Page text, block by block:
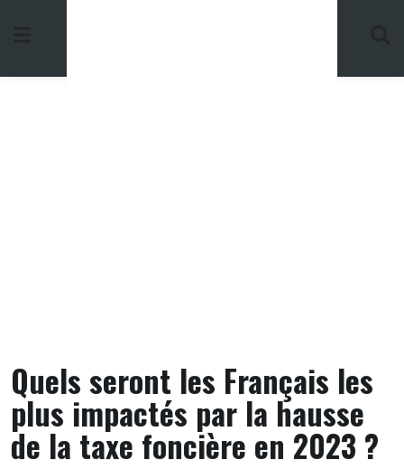
Quels seront les Français les
plus impactés par la hausse
de la taxe foncière en 2023 ?